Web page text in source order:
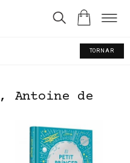
TORNAR
Antoine de